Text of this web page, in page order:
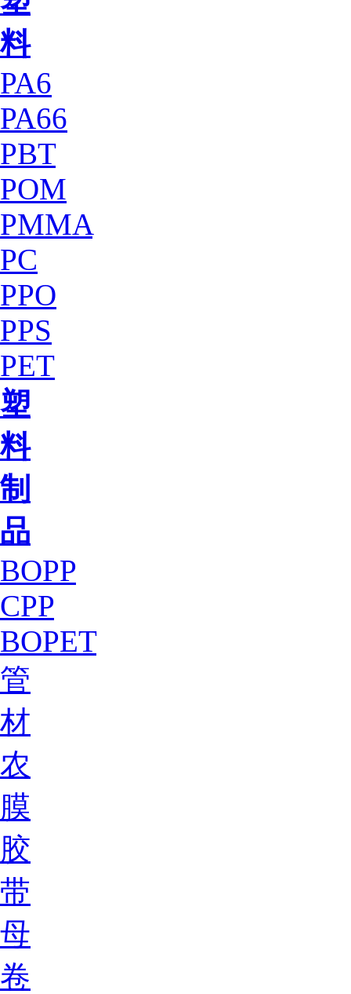
料
PA6
PA66
PBT
POM
PMMA
PC
PPO
PPS
PET
塑
料
制
品
BOPP
CPP
BOPET
管
材
农
膜
胶
带
母
卷